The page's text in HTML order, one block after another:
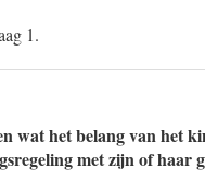
1.
wat het belang van het
met zijn of haar